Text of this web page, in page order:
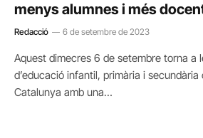
menys alumnes i més
Redacció 6 de setembre de 2023
Aquest dimecres 6 de setembre torna a
d’educació infantil, primària i secundària
Catalunya amb una…